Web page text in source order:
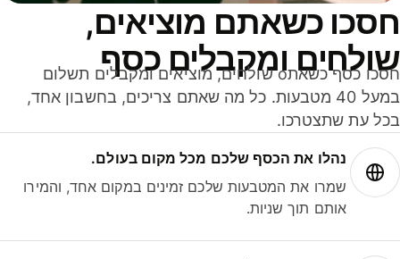
כשאתם מוציאים,
ומקבלים כסף
חסכו כסף כשאתo שולחים, מוציאים ומקבלים תשלום
במעל 40 מטבעות. כל מה שאתם צריכים, בחשבון אחד,
עת שתצטרכו.
נהלו את הכסף שלכם מכל מקום בעולם.
שמרו את המטבעות שלכם זמינים במקום אחד, והמירו
אותם תוך שניות.